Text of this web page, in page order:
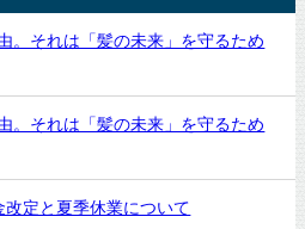
。それは「髪の未来」を守るため
。それは「髪の未来」を守るため
改定と夏季休業について